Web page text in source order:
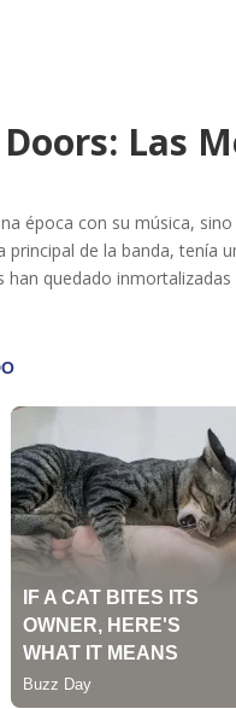
Las
época con su música,
de la banda, tenía
han quedado